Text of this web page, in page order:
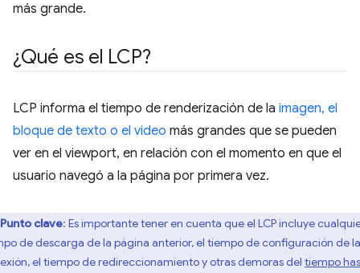
más grande.
¿Qué es el LCP?
LCP informa el tiempo de renderización de la imagen, el
bloque de texto o el video más grandes que se pueden
ver en el viewport, en relación con el momento en que el
usuario navegó a la página por primera vez.
Punto clave: Es importante tener en cuenta que el LCP incluye
de descarga de la página anterior, el tiempo de configuración de la
el tiempo de redireccionamiento y otras demoras del tiempo